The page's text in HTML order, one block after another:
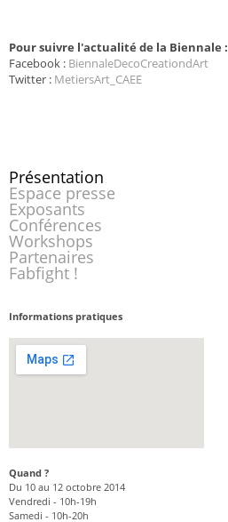
Pour suivre l'actualité de la Biennale :
Facebook : BiennaleDecoCreationdArt
Twitter : MetiersArt_CAEE
Présentation
Espace presse
Exposants
Conférences
Workshops
Partenaires
Fabfight !
Informatio​ns pratiques
Quand ?
Du 10 au 12 octobre 2014
Vendredi - 10h-19h
Samedi - 10h-20h